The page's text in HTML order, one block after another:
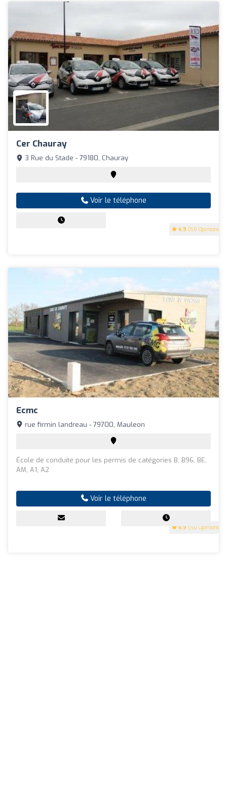
Cer Chauray
4.9 (59 Opinions)
3 Rue du Stade - 79180, Chauray
Voir le téléphone
Ecmc
4.9 (50 Opinions)
rue firmin landreau - 79700, Mauleon
École de conduite pour les permis de catégories B, B96, BE,
AM, A1, A2
Voir le téléphone